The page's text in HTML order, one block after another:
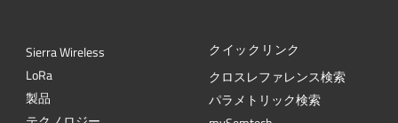
Sierra Wireless
LoRa
製品
クイックリンク
クロスレファレンス検索
パラメトリック検索